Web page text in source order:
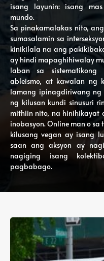
isang layunin: isang
mundo.
Sa pinakamalakas nito,
sumasalamin sa
kinikilala na ang
ay hindi mapaghihiwalay
laban sa sistematikong
ableismo, at kawalan ng
lamang ipinagdiriwang
ng kilusan kundi sinusuri
mithiin nito, na
inobasyon. Online man o
kilusang vegan ay isang
saan ang aksyon ay
nagiging isang
pagbabago.